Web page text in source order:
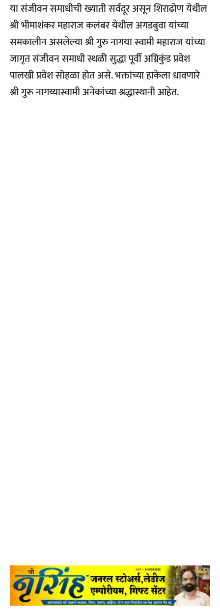
या संजीवन समाधीची ख्याती सर्वदूर असून शिराढोण येथील
श्री भीमाशंकर महाराज कलंबर येथील अगडबुवा यांच्या
समकालीन असलेल्या श्री गुरु नागया स्वामी महाराज यांच्या
जागृत संजीवन समाधी स्थळी सुद्धा पूर्वी अग्निकुंड प्रवेश
पालखी प्रवेश सोहळा होत असे.भक्तांच्या हाकेला धावणारे
श्री गुरू नागय्यास्वामी अनेकांच्या श्रद्धास्थानी आहेत.